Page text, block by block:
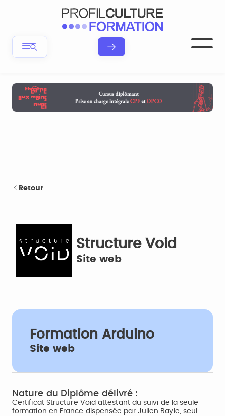
Retour
Structure Void
Site web
Formation Arduino
Site web
Nature du Diplôme délivré :
Certificat Structure Void attestant du suivi de la seule
formation en France dispensée par Julien Bayle, seul